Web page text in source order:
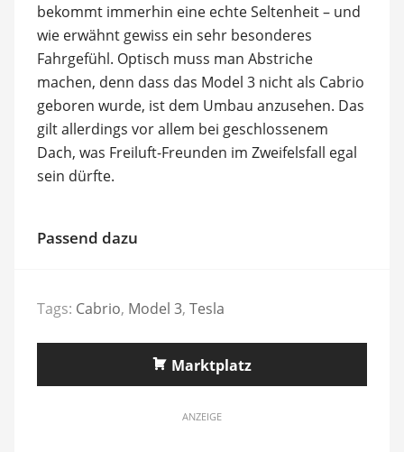
bekommt immerhin eine echte Seltenheit – und
wie erwähnt gewiss ein sehr besonderes
Fahrgefühl. Optisch muss man Abstriche
machen, denn dass das Model 3 nicht als Cabrio
geboren wurde, ist dem Umbau anzusehen. Das
gilt allerdings vor allem bei geschlossenem
Dach, was Freiluft-Freunden im Zweifelsfall egal
sein dürfte.
Passend dazu
Tags: Cabrio, Model 3, Tesla
Marktplatz
ANZEIGE